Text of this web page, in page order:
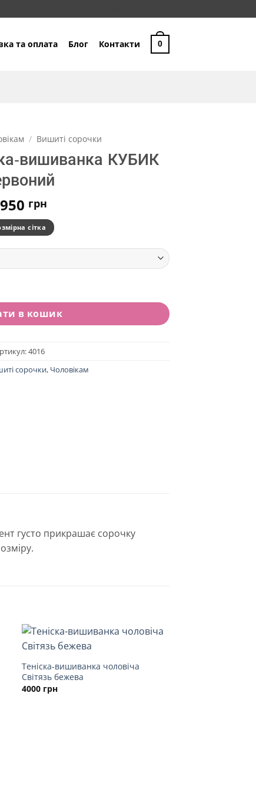
та оплата Блог Контакти 0
/ Вишиті сорочки
вишиванка КУБИК
грн
сітка
червоний кількість
в кошик
4016
сорочки, Чоловікам
густо прикрашає сорочку
Теніска-вишиванка чоловіча
Світязь бежева
4000 грн